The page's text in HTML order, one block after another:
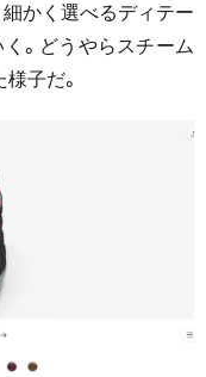
かく選べるディテー
。どうやらスチーム
子だ。